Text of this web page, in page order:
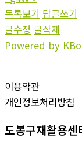
목록보기 답글쓰기
글수정 글삭제
Powered by
이용약관
개인정보처리방침
도봉구재활용센